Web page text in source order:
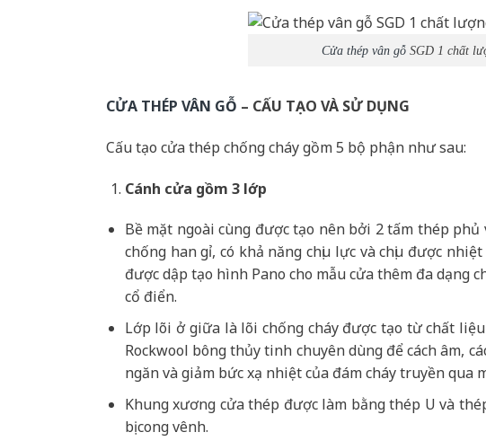
Cửa thép vân gỗSGD 1 chất
CỬA THÉP VÂN GỖ – CẤU TẠO VÀ SỬ DỤNG
Cấu tạo cửa thép chống cháy gồm 5 bộ phận như sau:
Cánh cửa gồm 3 lớp
Bề mặt ngoài cùng được tạo nên bởi 2 tấm thép
chống han gỉ, có khả năng chịu lực và chịu được
được dập tạo hình Pano cho mẫu cửa thêm đa
cổ điển.
Lớp lõi ở giữa là lõi chống cháy được tạo từ chất
Rockwool bông thủy tinh chuyên dùng để cách âm,
ngăn và giảm bức xạ nhiệt của đám cháy truyền qua
Khung xương cửa thép được làm bằng thép U và
bị cong vênh.